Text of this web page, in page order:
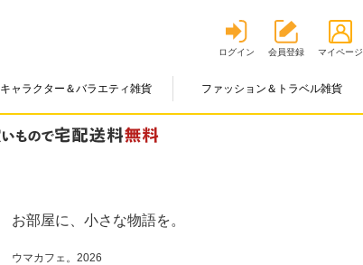
ログイン 会員登録 マイページ
キャラクター＆バラエティ雑貨 ファッション＆トラベル雑貨
お部屋に、小さな物語を。
ウマカフェ。2026